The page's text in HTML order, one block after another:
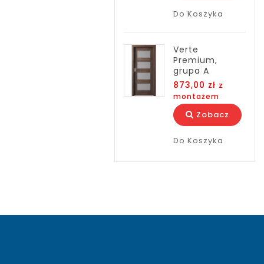
Do Koszyka
Verte
Premium,
grupa A
873,00 zł z
montażem
Zobacz
Do Koszyka